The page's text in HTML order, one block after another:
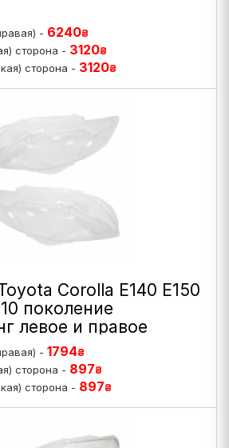
- 6240₴
сторона - 3120₴
сторона - 3120₴
Corolla E140 E150
поколение
левое и правое
- 1794₴
сторона - 897₴
сторона - 897₴